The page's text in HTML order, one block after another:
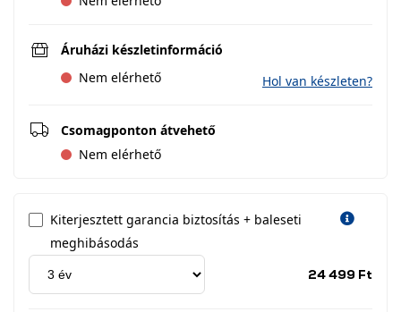
Áruházi készletinformáció
Nem elérhető
Hol van készleten?
Csomagponton átvehető
Nem elérhető
Kiterjesztett garancia biztosítás + baleseti
meghibásodás
24 499 Ft